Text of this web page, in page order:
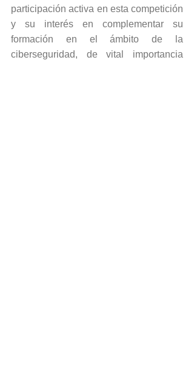
participación activa en esta competición
y su interés en complementar su
formación en el ámbito de la
ciberseguridad, de vital importancia